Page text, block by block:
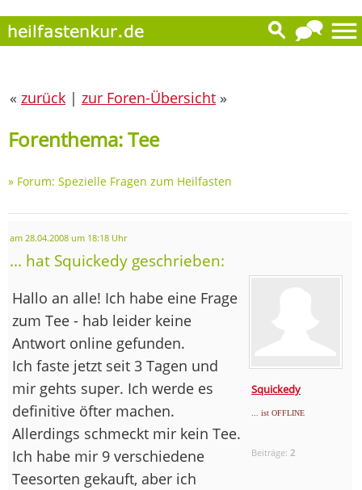
« zurück | zur Foren-Übersicht »
Forenthema: Tee
» Forum: Spezielle Fragen zum Heilfasten
am 28.04.2008 um 18:18 Uhr
... hat Squickedy geschrieben:
Squickedy
... ist OFFLINE
Beiträge: 2
Hallo an alle! Ich habe eine Frage
zum Tee - hab leider keine
Antwort online gefunden.
Ich faste jetzt seit 3 Tagen und
mir gehts super. Ich werde es
definitive öfter machen.
Allerdings schmeckt mir kein Tee.
Ich habe mir 9 verschiedene
Teesorten gekauft, aber ich